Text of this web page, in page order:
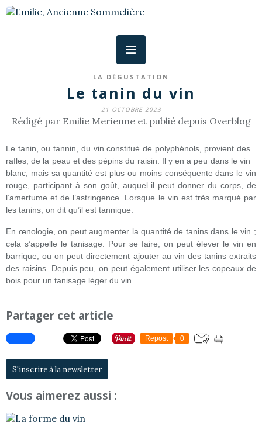
LA DÉGUSTATION
Le tanin du vin
21 OCTOBRE 2023
Rédigé par Emilie Merienne et publié depuis Overblog
Le tanin, ou tannin, du vin constitué de polyphénols, provient des
rafles, de la peau et des pépins du raisin. Il y en a peu dans le vin
blanc, mais sa quantité est plus ou moins conséquente dans le vin
rouge, participant à son goût, auquel il peut donner du corps, de
l’amertume et de l’astringence. Lorsque le vin est très marqué par
les tanins, on dit qu’il est tannique.
En œnologie, on peut augmenter la quantité de tanins dans le vin ;
cela s’appelle le tanisage. Pour se faire, on peut élever le vin en
barrique, ou on peut directement ajouter au vin des tanins extraits
des raisins. Depuis peu, on peut également utiliser les copeaux de
bois pour un tanisage léger du vin.
Partager cet article
Repost 0
S'inscrire à la newsletter
Vous aimerez aussi :